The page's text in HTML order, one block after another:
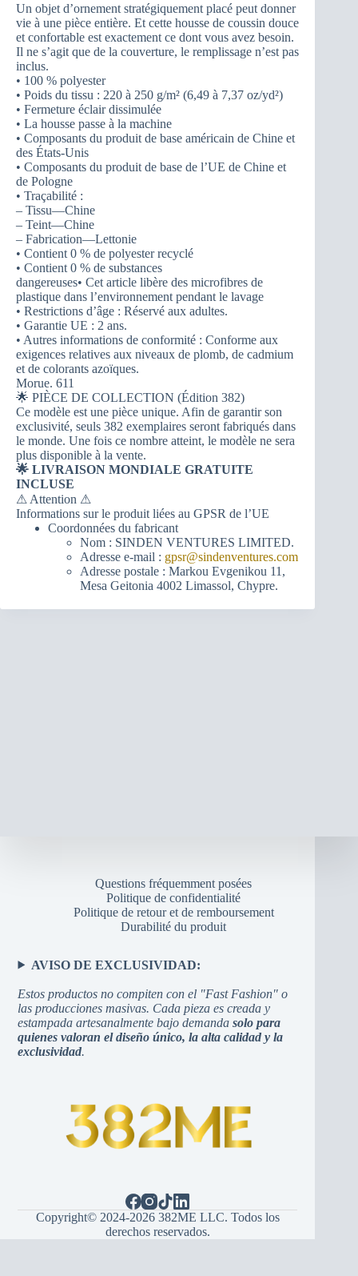
Un objet d’ornement stratégiquement placé peut donner
vie à une pièce entière. Et cette housse de coussin douce
et confortable est exactement ce dont vous avez besoin.
Il ne s’agit que de la couverture, le remplissage n’est pas
inclus.
• 100 % polyester
• Poids du tissu : 220 à 250 g/m² (6,49 à 7,37 oz/yd²)
• Fermeture éclair dissimulée
• La housse passe à la machine
• Composants du produit de base américain de Chine et
des États-Unis
• Composants du produit de base de l’UE de Chine et
de Pologne
• Traçabilité :
– Tissu—Chine
– Teint—Chine
– Fabrication—Lettonie
• Contient 0 % de polyester recyclé
• Contient 0 % de substances
dangereuses• Cet article libère des microfibres de
plastique dans l’environnement pendant le lavage
• Restrictions d’âge : Réservé aux adultes.
• Garantie UE : 2 ans.
• Autres informations de conformité : Conforme aux
exigences relatives aux niveaux de plomb, de cadmium
et de colorants azoïques.
Morue. 611
🌟 PIÈCE DE COLLECTION (Édition 382)
Ce modèle est une pièce unique. Afin de garantir son
exclusivité, seuls 382 exemplaires seront fabriqués dans
le monde. Une fois ce nombre atteint, le modèle ne sera
plus disponible à la vente.
🌟 LIVRAISON MONDIALE GRATUITE
INCLUSE
⚠ Attention ⚠
Informations sur le produit liées au GPSR de l’UE
Coordonnées du fabricant
Nom : SINDEN VENTURES LIMITED.
Adresse e-mail : gpsr@sindenventures.com
Adresse postale : Markou Evgenikou 11,
Mesa Geitonia 4002 Limassol, Chypre.
Questions fréquemment posées
Politique de confidentialité
Politique de retour et de remboursement
Durabilité du produit
AVISO DE EXCLUSIVIDAD:
Estos productos no compiten con el "Fast Fashion" o
las producciones masivas. Cada pieza es creada y
estampada artesanalmente bajo demandasolo para
quienes valoran el diseño único, la alta calidad y la
exclusividad.
Copyright© 2024-2026 382ME LLC. Todos los
derechos reservados.